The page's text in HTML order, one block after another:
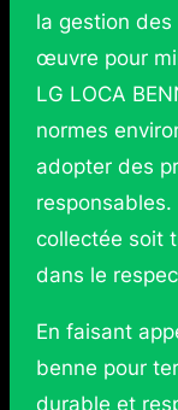
la gestion
œuvre pour
LG LOCA
normes
adopter des
collectée soit
dans le
En faisant
benne pour
durable et